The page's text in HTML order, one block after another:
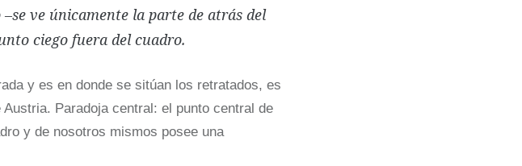
ve únicamente la parte de atrás del
ciego fuera del cuadro.
y es en donde se sitúan los retratados, es
Paradoja central: el punto central de
y de nosotros mismos posee una